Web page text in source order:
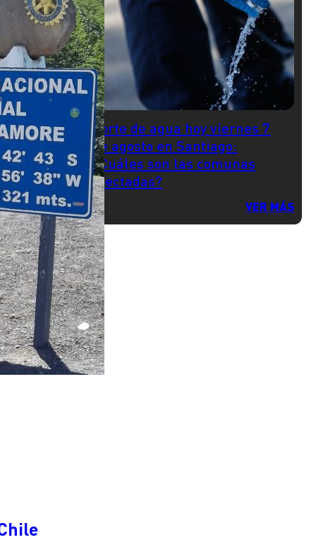
Corte de agua hoy viernes 7
de agosto en Santiago:
¿Cuáles son las comunas
afectadas?
VER MÁS